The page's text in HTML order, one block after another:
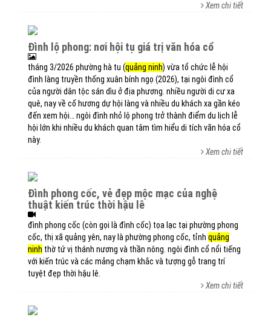
Xem chi tiết
đình lộ phong: nơi hội tụ giá trị văn hóa cổ
tháng 3/2026 phường hà tu (quảng ninh) vừa tổ chức lễ hội
đình làng truyền thống xuân bính ngọ (2026), tại ngôi đình cổ
của người dân tộc sán dìu ở địa phương. nhiều người di cư xa
quê, nay về cố hương dự hội làng và nhiều du khách xa gần kéo
đến xem hội… ngôi đình nhỏ lộ phong trở thành điểm du lịch lễ
hội lớn khi nhiều du khách quan tâm tìm hiểu di tích văn hóa cổ
này.
Xem chi tiết
đình phong cốc, vẻ đẹp mộc mạc của nghệ
thuật kiến trúc thời hậu lê
đình phong cốc (còn gọi là đình cốc) tọa lạc tại phường phong
cốc, thị xã quảng yên, nay là phường phong cốc, tỉnh quảng
ninh thờ tứ vị thánh nương và thần nông. ngôi đình cổ nổi tiếng
với kiến trúc và các mảng chạm khắc và tượng gỗ trang trí
tuyệt đẹp thời hậu lê.
Xem chi tiết